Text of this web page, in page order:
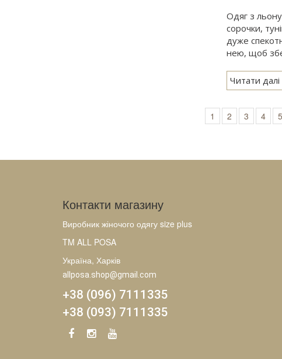
Одяг з
сорочки,
дуже
нею, щоб
Читати далі
1 2 3 4 5
Контакти магазину
Виробник жіночого одягу size plus
TM ALL POSA
Україна, Харків
allposa.shop@gmail.com
+38 (096) 7111335
+38 (093) 7111335